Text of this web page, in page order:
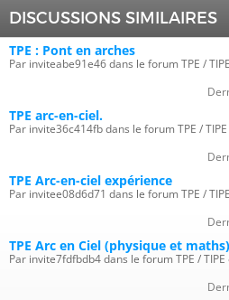
DISCUSSIONS SIMILAIRES
TPE : Pont en arches
Par inviteabe91e46 dans le forum TPE /
TPE arc-en-ciel.
Par invite36c414fb dans le forum TPE /
TPE Arc-en-ciel expérience
Par invitee08d6d71 dans le forum TPE /
TPE Arc en Ciel (physique et maths)
Par invite7fdfbdb4 dans le forum TPE /